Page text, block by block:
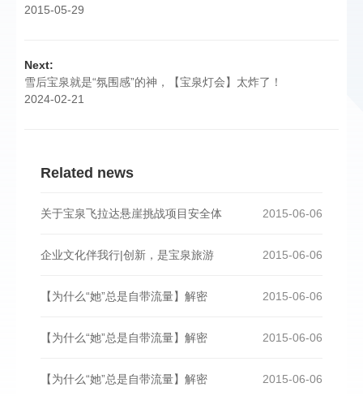
2015-05-29
Next:
雪后宝泉就是“氛围感”的神，【宝泉灯会】太炸了！
2024-02-21
Related news
2015-06-06
关于宝泉飞拉达悬崖挑战项目安全体
2015-06-06
企业文化伴我行|创新，是宝泉旅游
2015-06-06
【为什么“她”总是自带流量】解密
2015-06-06
【为什么“她”总是自带流量】解密
2015-06-06
【为什么“她”总是自带流量】解密